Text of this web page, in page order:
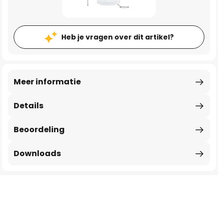
Heb je vragen over dit artikel?
Details
Meer informatie
Beoordeling
Downloads